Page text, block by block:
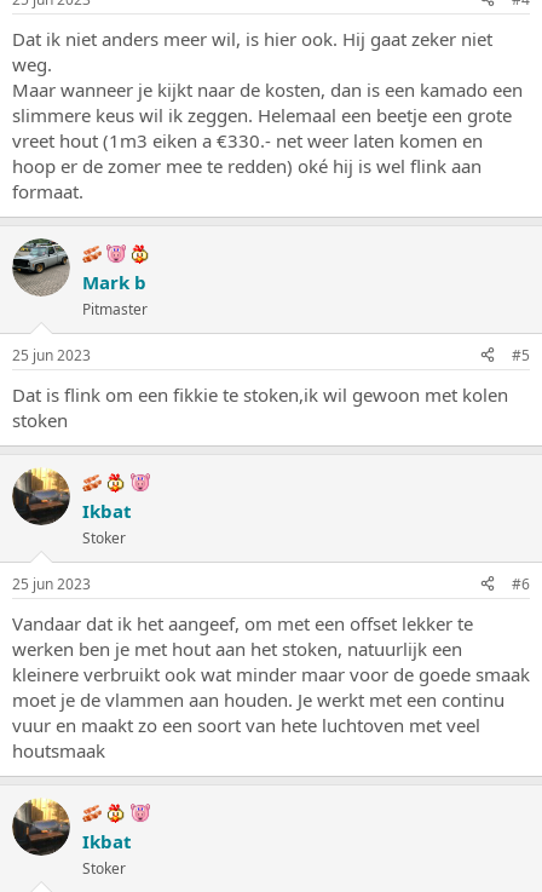
Dat ik niet anders meer wil, is hier ook. Hij gaat zeker niet
weg.
Maar wanneer je kijkt naar de kosten, dan is een kamado een
slimmere keus wil ik zeggen. Helemaal een beetje een grote
vreet hout (1m3 eiken a €330.- net weer laten komen en
hoop er de zomer mee te redden) oké hij is wel flink aan
formaat.
Mark b
Pitmaster
25 jun 2023 #5
Dat is flink om een fikkie te stoken,ik wil gewoon met kolen
stoken
Ikbat
Stoker
25 jun 2023 #6
Vandaar dat ik het aangeef, om met een offset lekker te
werken ben je met hout aan het stoken, natuurlijk een
kleinere verbruikt ook wat minder maar voor de goede smaak
moet je de vlammen aan houden. Je werkt met een continu
vuur en maakt zo een soort van hete luchtoven met veel
houtsmaak
Ikbat
Stoker